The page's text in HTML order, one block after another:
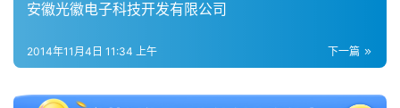
十
安徽光徽电子科技开发有限公司
下一篇
2014年11月4日 11:34 上午